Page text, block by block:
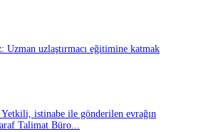
Uzman uzlaştırmacı eğitimine katmak
istinabe ile gönderilen evrağın
Talimat Büro...